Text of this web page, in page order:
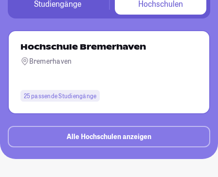
Studiengänge Hochschulen
Hochschule Bremerhaven
Bremerhaven
25 passende Studiengänge
Alle Hochschulen anzeigen